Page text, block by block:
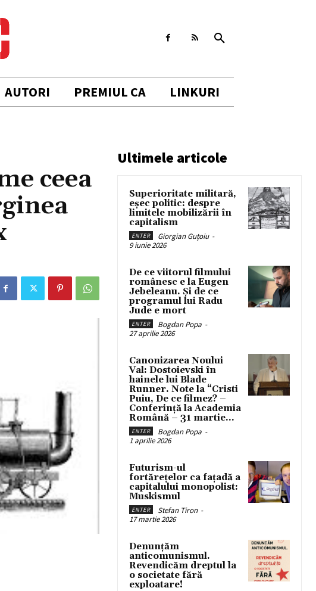
AUTORI PREMIUL CA LINKURI
ceea
Ultimele articole
Superioritate militară,
eșec politic: despre
limitele mobilizării în
capitalism
ENTER Giorgian Guțoiu -
9 iunie 2026
De ce viitorul filmului
românesc e la Eugen
Jebeleanu. Și de ce
programul lui Radu
Jude e mort
ENTER Bogdan Popa -
27 aprilie 2026
Canonizarea Noului
Val: Dostoievski în
hainele lui Blade
Runner. Note la “Cristi
Puiu, De ce filmez? –
Conferință la Academia
Română – 31 martie...
ENTER Bogdan Popa -
1 aprilie 2026
Futurism-ul
fortărețelor ca fațadă a
capitalului monopolist:
Muskismul
ENTER Stefan Tiron -
17 martie 2026
Denunțăm
anticomunismul.
Revendicăm dreptul la
o societate fără
exploatare!